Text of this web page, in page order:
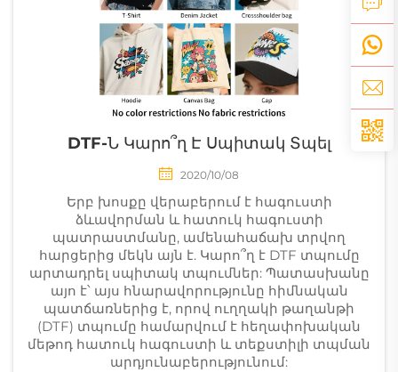
DTF-Ն Կարո՞ղ Է Սպիտակ Տպել
2020/10/08
Երբ խոսքը վերաբերում է հագուստի
ձևավորման և հատուկ հագուստի
պատրաստմանը, ամենահաճախ տրվող
հարցերից մեկն այն է. Կարո՞ղ է DTF տպումը
արտադրել սպիտակ տպումներ: Պատասխանը
այո է՝ այս հնարավորությունը հիմնական
պատճառներից է, որով ուղղակի թաղանթի
(DTF) տպումը համարվում է հեղափոխական
մեթոդ հատուկ հագուստի և տեքստիլի տպման
արդյունաբերությունում: